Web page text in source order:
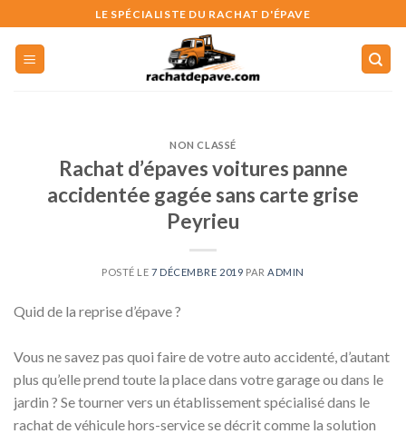
to
content
LE SPÉCIALISTE DU RACHAT D'ÉPAVE
NON CLASSÉ
Rachat d’épaves voitures panne
accidentée gagée sans carte grise
Peyrieu
POSTÉ LE 7 DÉCEMBRE 2019 PAR ADMIN
Quid de la reprise d’épave ?
Vous ne savez pas quoi faire de votre auto accidenté, d’autant
plus qu’elle prend toute la place dans votre garage ou dans le
jardin ? Se tourner vers un établissement spécialisé dans le
rachat de véhicule hors-service se décrit comme la solution